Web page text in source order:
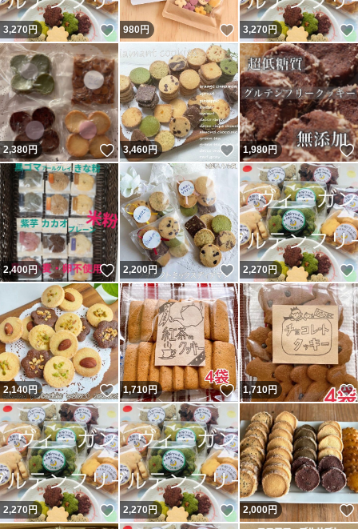
3,270円 いいね！
980円 いいね！
3,270円
2,380円 いいね！
3,460円 いいね！
1,980円
2,400円 いいね！
2,200円 いいね！
2,270円
2,140円 いいね！
1,710円 いいね！
1,710円
2,270円 いいね！
2,270円 いいね！
2,000円